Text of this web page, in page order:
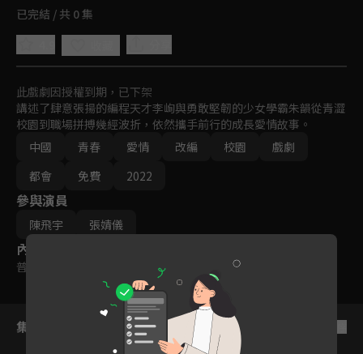
已完結 / 共 0 集
此戲劇因授權到期，已下架
講述了肆意張揚的編程天才李峋與勇敢堅韌的少女學霸朱韻從青澀
校園到職場拼搏幾經波折，依然攜手前行的成長愛情故事。
中國
青春 愛情 改編 校園
戲劇
都會
免費 2022
參與演員
陳飛宇 張婧儀
內容標籤
普遍級
集數列表